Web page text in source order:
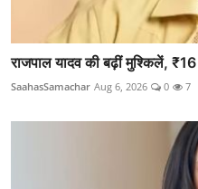
राजपाल यादव की बढ़ीं मुश्किलें,
SaahasSamachar Aug 6, 2026 0 7